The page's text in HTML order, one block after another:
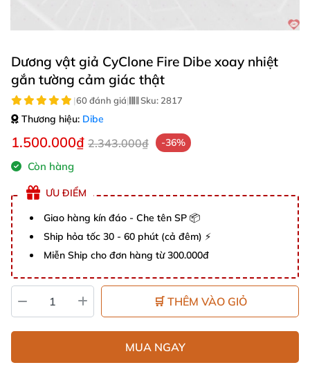
Dương vật giả CyClone Fire Dibe xoay nhiệt
gắn tường cảm giác thật
|60 đánh giá| Sku: 2817
Thương hiệu: Dibe
1.500.000₫ 2.343.000₫ -36%
Còn hàng
ƯU ĐIỂM
Giao hàng kín đáo - Che tên SP 📦
Ship hỏa tốc 30 - 60 phút (cả đêm) ⚡
Miễn Ship cho đơn hàng từ 300.000đ
🛒 THÊM VÀO GIỎ
MUA NGAY